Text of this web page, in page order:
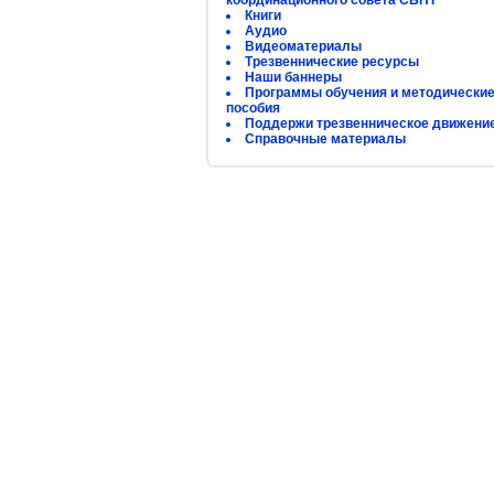
Книги
Аудио
Видеоматериалы
Трезвеннические ресурсы
Наши баннеры
Программы обучения и методические
пособия
Поддержи трезвенническое
Справочные материалы